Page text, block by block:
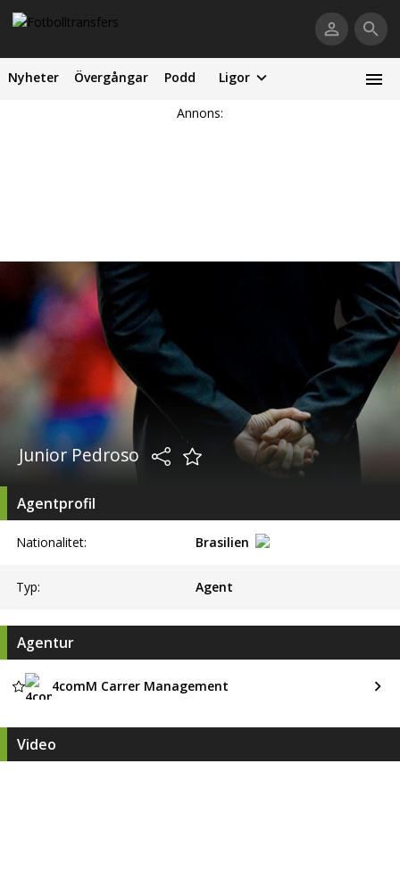
Nyheter Övergångar Podd Ligor
Annons:
Junior Pedroso
Agentprofil
Nationalitet: Brasilien
Typ: Agent
Agentur
4comM Carrer Management
Video